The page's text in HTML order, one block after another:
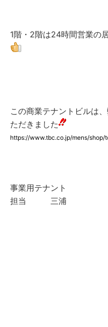
1階・2階は24時間営業の
この商業テナントビルは
ただきました
https://www.tbc.co.jp/mens/
事業用テナント
担当 三浦